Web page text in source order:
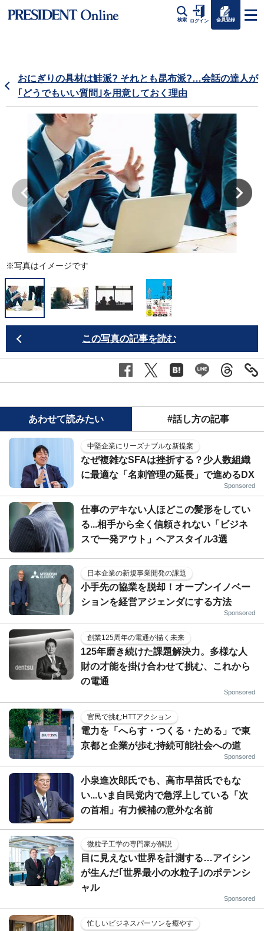
検索 ログイン 会員登録
おにぎりの具材は鮭派? それとも昆布派?…会話の達人が
｢どうでもいい質問｣を用意しておく理由
※写真はイメージです
この写真の記事を読む
あわせて読みたい #話し方の記事
中堅企業にリーズナブルな新提案
なぜ複雑なSFAは挫折する？少人数組織
に最適な「名刺管理の延長」で進めるDX
Sponsored
仕事のデキない人ほどこの髪形をしてい
る...相手から全く信頼されない「ビジネ
スで一発アウト」ヘアスタイル3選
日本企業の新規事業開発の課題
小手先の協業を脱却！オープンイノベー
ションを経営アジェンダにする方法
Sponsored
創業125周年の電通が描く未来
125年磨き続けた課題解決力。多様な人
財の才能を掛け合わせて挑む、これから
の電通
Sponsored
官民で挑むHTTアクション
電力を「へらす・つくる・ためる」で東
京都と企業が歩む持続可能社会への道
Sponsored
小泉進次郎氏でも、高市早苗氏でもな
い...いま自民党内で急浮上している「次
の首相」有力候補の意外な名前
微粒子工学の専門家が解説
目に見えない世界を計測する…アイシン
が生んだ｢世界最小の水粒子｣のポテンシ
ャル
Sponsored
忙しいビジネスパーソンを癒やす